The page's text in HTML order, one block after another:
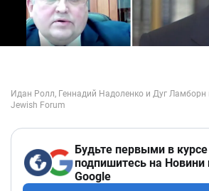
Будьте первыми в курсе
подпишитесь на Новини
Google